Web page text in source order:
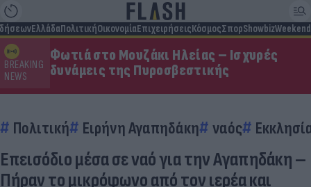
ΕλλάδαΠολιτικήΟικονομίαΕπιχειρήσειςΚόσμοςΣπορShowbizWeekend
BREAKING
NEWS
Φωτιά στο Μουζάκι Ηλείας – Ισχυρές
δυνάμεις της Πυροσβεστικής
Πολιτική Ειρήνη Αγαπηδάκη ναός
Επεισόδιο μέσα σε ναό για την Αγαπηδάκη –
Πήραν το μικρόφωνο από τον ιερέα και